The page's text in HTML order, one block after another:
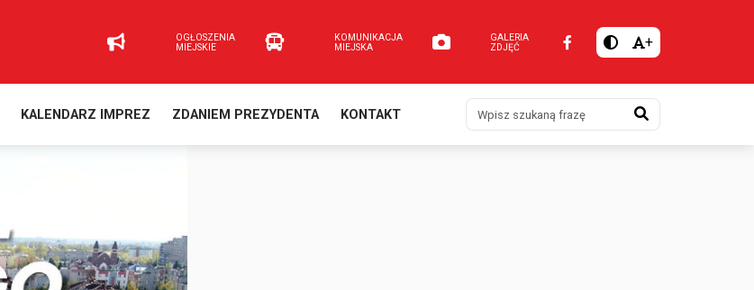
OGŁOSZENIA
MIEJSKIE
KOMUNIKACJA
MIEJSKA
GALERIA
ZDJĘĆ
+
KALENDARZ IMPREZ ZDANIEM PREZYDENTA KONTAKT